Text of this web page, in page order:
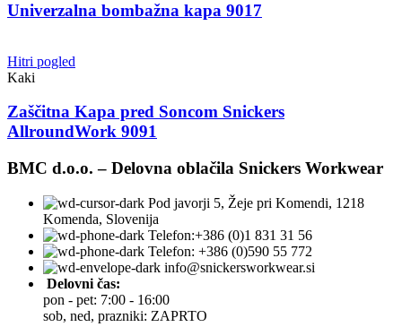
Univerzalna bombažna kapa 9017
Hitri pogled
Kaki
Zaščitna Kapa pred Soncom Snickers
AllroundWork 9091
BMC d.o.o. – Delovna oblačila Snickers Workwear
Pod javorji 5, Žeje pri Komendi, 1218
Komenda, Slovenija
Telefon:+386 (0)1 831 31 56
Telefon: +386 (0)590 55 772
info@snickersworkwear.si
Delovni čas:
pon - pet: 7:00 - 16:00
sob, ned, prazniki: ZAPRTO